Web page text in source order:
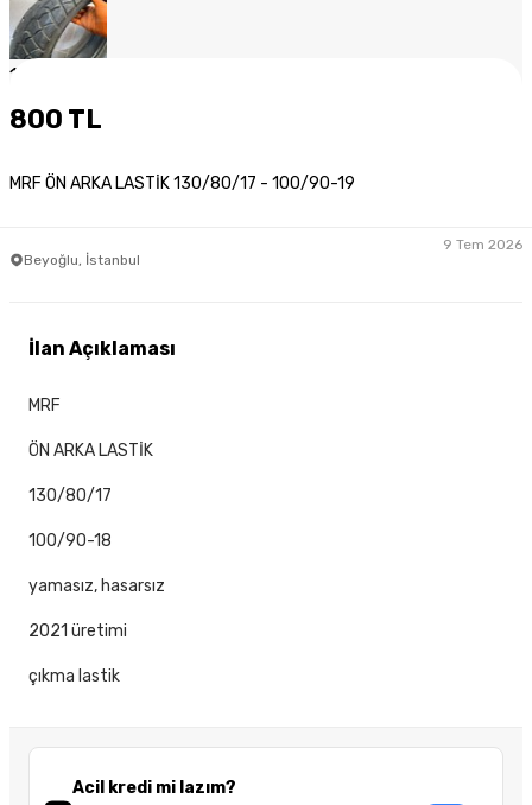
1
800 TL
MRF ÖN ARKA LASTİK 130/80/17 - 100/90-19
Beyoğlu, İstanbul
9 Tem 2026
Acil kredi mi lazım?
İlan Açıklaması
MRF
ÖN ARKA LASTİK
130/80/17
100/90-18
yamasız, hasarsız
2021 üretimi
çıkma lastik